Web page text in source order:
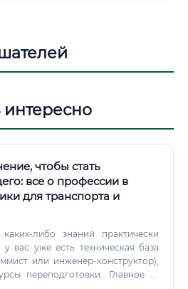
чтобы стать
все о профессии в
для транспорта и
либо знаний практически
вас уже есть техническая база
или инженер-конструктор),
переподготовки. Главное —